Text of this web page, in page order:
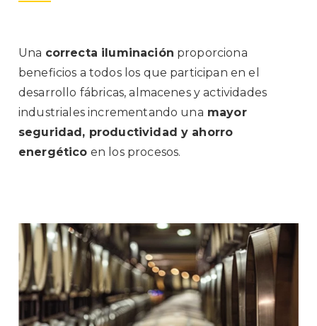
Una correcta iluminación proporciona
beneficios a todos los que participan en el
desarrollo fábricas, almacenes y actividades
industriales incrementando una mayor
seguridad, productividad y ahorro
energético en los procesos.